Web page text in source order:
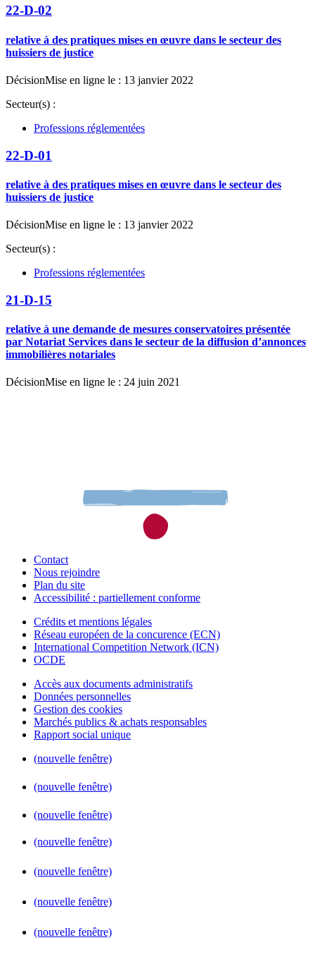
22-D-02
relative à des pratiques mises en œuvre dans le secteur des
huissiers de justice
DécisionMise en ligne le : 13 janvier 2022
Secteur(s) :
Professions réglementées
22-D-01
relative à des pratiques mises en œuvre dans le secteur des
huissiers de justice
DécisionMise en ligne le : 13 janvier 2022
Secteur(s) :
Professions réglementées
21-D-15
relative à une demande de mesures conservatoires présentée
par Notariat Services dans le secteur de la diffusion d’annonces
immobilières notariales
DécisionMise en ligne le : 24 juin 2021
Contact
Nous rejoindre
Plan du site
Accessibilité : partiellement conforme
Crédits et mentions légales
Réseau européen de la concurence (ECN)
International Competition Network (ICN)
OCDE
Accès aux documents administratifs
Données personnelles
Gestion des cookies
Marchés publics & achats responsables
Rapport social unique
(nouvelle fenêtre)
(nouvelle fenêtre)
(nouvelle fenêtre)
(nouvelle fenêtre)
(nouvelle fenêtre)
(nouvelle fenêtre)
(nouvelle fenêtre)